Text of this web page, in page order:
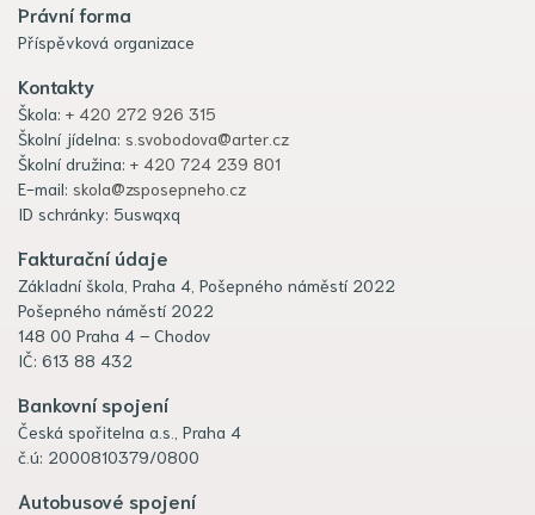
Právní forma
Příspěvková organizace
Kontakty
Škola: + 420 272 926 315
Školní jídelna: s.svobodova@arter.cz
Školní družina: + 420 724 239 801
E-mail: skola@zsposepneho.cz
ID schránky: 5uswqxq
Fakturační údaje
Základní škola, Praha 4, Pošepného náměstí 2022
Pošepného náměstí 2022
148 00 Praha 4 – Chodov
IČ: 613 88 432
Bankovní spojení
Česká spořitelna a.s., Praha 4
č.ú: 2000810379/0800
Autobusové spojení